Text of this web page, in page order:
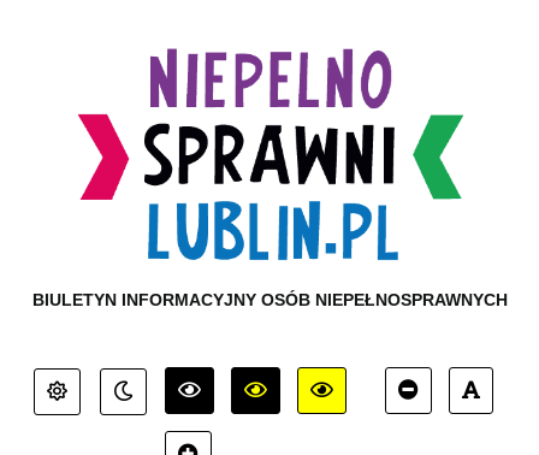
BIULETYN INFORMACYJNY OSÓB NIEPEŁNOSPRAWNYCH